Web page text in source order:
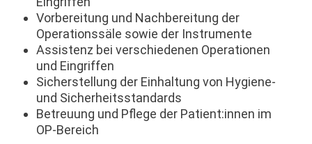
Vorbereitung und Nachbereitung der
Operationssäle sowie der Instrumente
Assistenz bei verschiedenen Operationen
und Eingriffen
Sicherstellung der Einhaltung von Hygiene-
und Sicherheitsstandards
Betreuung und Pflege der Patient:innen im
OP-Bereich